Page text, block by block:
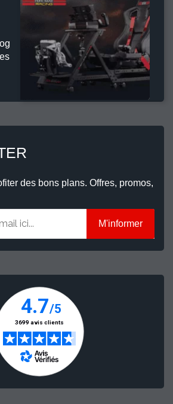
des bons plans. Offres, promos,
M'informer